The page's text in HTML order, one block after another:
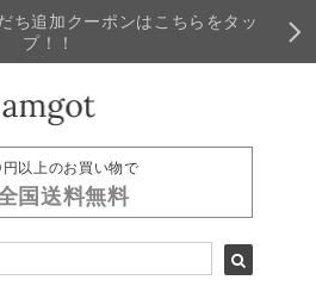
ち追加クーポンはこちらをタッ
プ！！
以上のお買い物で
国送料無料